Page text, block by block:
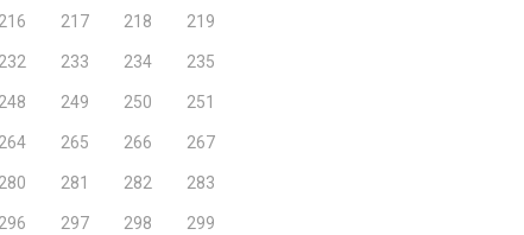
216 217 218 219
232 233 234 235
248 249 250 251
264 265 266 267
280 281 282 283
296 297 298 299